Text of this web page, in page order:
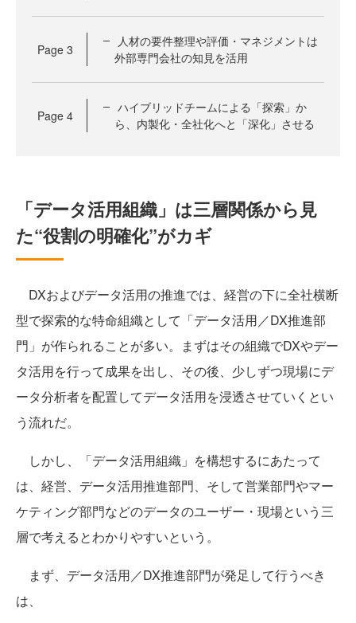
Page 3
人材の要件整理や評価・マネジメントは
外部専門会社の知見を活用
Page 4
ハイブリッドチームによる「探索」か
ら、内製化・全社化へと「深化」させる
「データ活用組織」は三層関係から見
た“役割の明確化”がカギ
DXおよびデータ活用の推進では、経営の下に全社横断
型で探索的な特命組織として「データ活用／DX推進部
門」が作られることが多い。まずはその組織でDXやデー
タ活用を行って成果を出し、その後、少しずつ現場にデ
ータ分析者を配置してデータ活用を浸透させていくとい
う流れだ。
しかし、「データ活用組織」を構想するにあたって
は、経営、データ活用推進部門、そして営業部門やマー
ケティング部門などのデータのユーザー・現場という三
層で考えるとわかりやすいという。
まず、データ活用／DX推進部門が発足して行うべき
は、